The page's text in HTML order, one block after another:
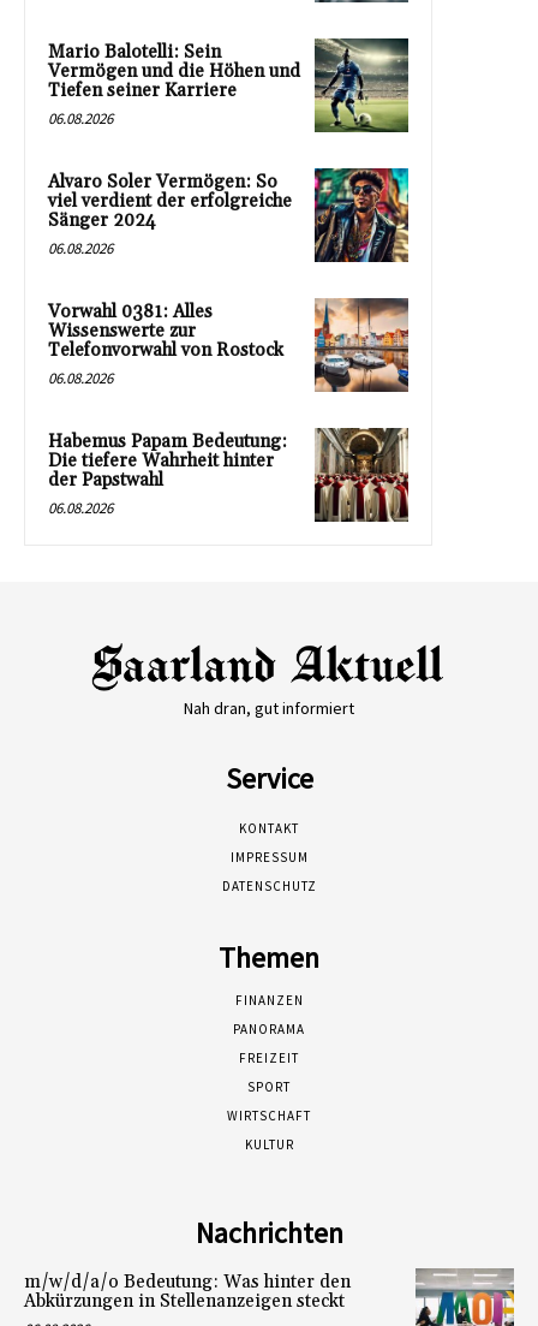
Mario Balotelli: Sein
Vermögen und die Höhen und
Tiefen seiner Karriere
06.08.2026
Alvaro Soler Vermögen: So
viel verdient der erfolgreiche
Sänger 2024
06.08.2026
Vorwahl 0381: Alles
Wissenswerte zur
Telefonvorwahl von Rostock
06.08.2026
Habemus Papam Bedeutung:
Die tiefere Wahrheit hinter
der Papstwahl
06.08.2026
Nah dran, gut informiert
Service
KONTAKT
IMPRESSUM
DATENSCHUTZ
Themen
FINANZEN
PANORAMA
FREIZEIT
SPORT
WIRTSCHAFT
KULTUR
Nachrichten
m/w/d/a/o Bedeutung: Was hinter den
Abkürzungen in Stellenanzeigen steckt